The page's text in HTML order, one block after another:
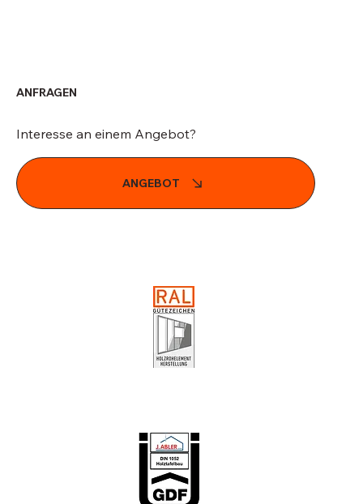
ANFRAGEN
Interesse an einem Angebot?
ANGEBOT